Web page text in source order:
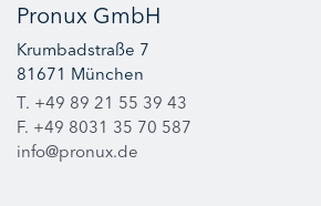
Pronux GmbH
Krumbadstraße 7
81671 München
T. +49 89 21 55 39 43
F. +49 8031 35 70 587
info@pronux.de